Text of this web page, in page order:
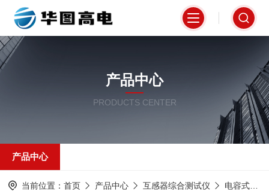
产品中心
PRODUCTS CENTER
产品中心
当前位置： 首页 产品中心 互感器综合测试仪 电容式电压互感器校验仪